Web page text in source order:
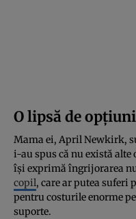
O lipsă de
Mama ei, April Newkirk,
i-au spus că nu există alte
își exprimă îngrijorarea
copil, care ar putea suferi
pentru costurile enorme
suporte.